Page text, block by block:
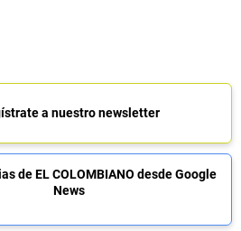
a nuestro newsletter
de EL COLOMBIANO desde Google
News